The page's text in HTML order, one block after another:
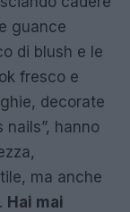
guance
di blush e le
fresco e
decorate
hanno
ma anche
Hai mai